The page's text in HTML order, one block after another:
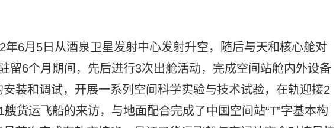
年6月5日从酒泉卫星发射中心发射升空，随后与天和核心舱对
留6个月期间，先后进行3次出舱活动，完成空间站舱内外设备
装和调试，开展一系列空间科学实验与技术试验，在轨迎接2
货运飞船的来访，与地面配合完成了中国空间站“T”字基本构